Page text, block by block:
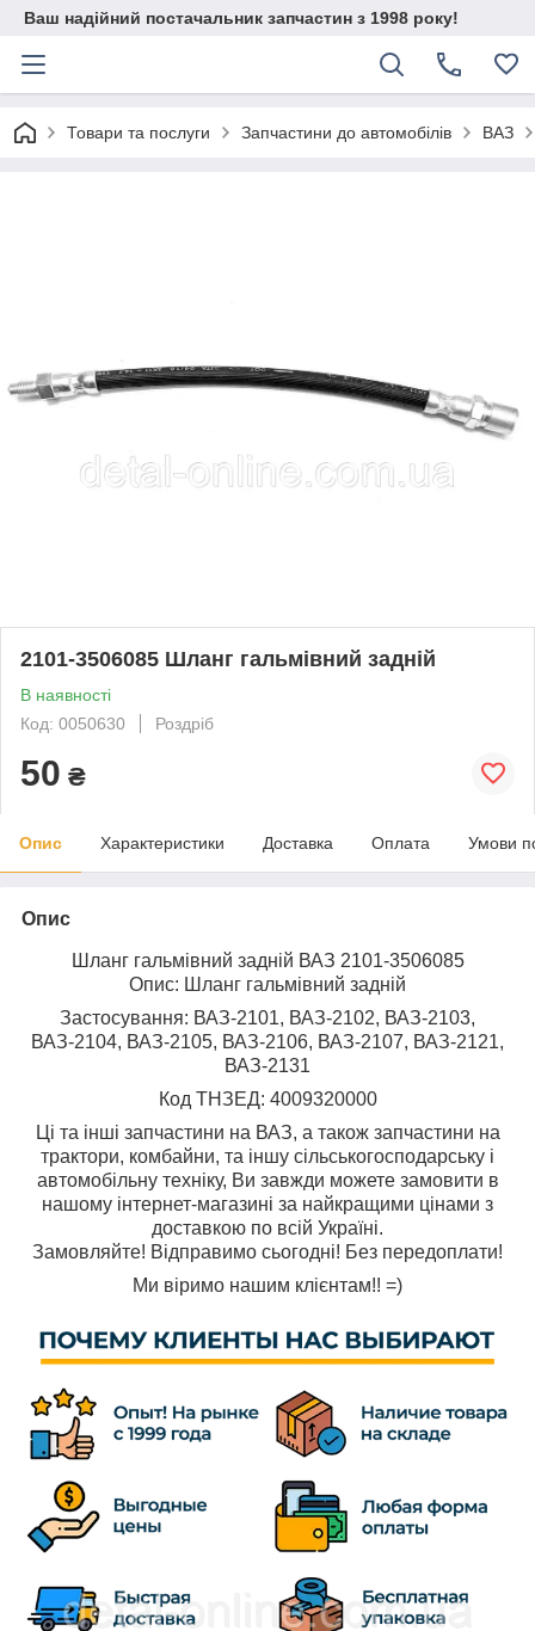
Ваш надійний постачальник запчастин з 1998 року!
Товари та послуги Запчастини до автомобілів ВАЗ
2101-3506085 Шланг гальмівний задній
В наявності
Код: 0050630
Роздріб
50 ₴
Опис Характеристики Доставка Оплата Умови
Опис
Шланг гальмівний задній ВАЗ 2101-3506085
Опис: Шланг гальмівний задній
Застосування: ВАЗ-2101, ВАЗ-2102, ВАЗ-2103,
ВАЗ-2104, ВАЗ-2105, ВАЗ-2106, ВАЗ-2107, ВАЗ-2121,
ВАЗ-2131
Код ТНЗЕД: 4009320000
Ці та інші запчастини на ВАЗ, а також запчастини на
трактори, комбайни, та іншу сільськогосподарську і
автомобільну техніку, Ви завжди можете замовити в
нашому інтернет-магазині за найкращими цінами з
доставкою по всій Україні.
Замовляйте! Відправимо сьогодні! Без передоплати!
Ми віримо нашим клієнтам!! =)